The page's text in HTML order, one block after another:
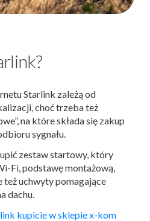
Starlink zależą od
choć trzeba też
na które składa się zakup
sygnału.
zestaw startowy, który
Fi, podstawę montażową,
też uchwyty pomagające
dachu.
kupicie w sklepie x-kom